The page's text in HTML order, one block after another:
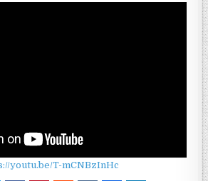
youtu.be/T-mCNBzInHc